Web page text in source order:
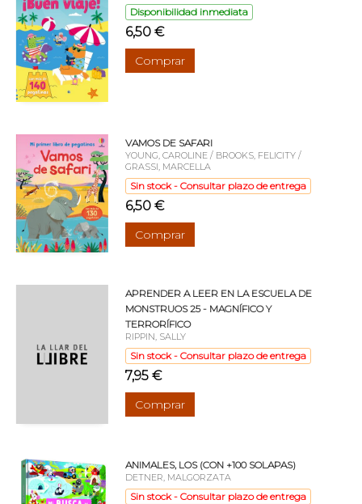
Disponibilidad inmediata
6,50 €
Comprar
VAMOS DE SAFARI
YOUNG, CAROLINE / BROOKS, FELICITY /
GRASSI, MARCELLA
Sin stock - Consultar plazo de entrega
6,50 €
Comprar
APRENDER A LEER EN LA ESCUELA DE
MONSTRUOS 25 - MAGNÍFICO Y
TERRORÍFICO
RIPPIN, SALLY
Sin stock - Consultar plazo de entrega
7,95 €
Comprar
ANIMALES, LOS (CON +100 SOLAPAS)
DETNER, MALGORZATA
Sin stock - Consultar plazo de entrega